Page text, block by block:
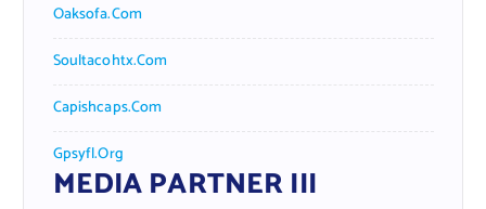
Oaksofa.com
Soultacohtx.com
Capishcaps.com
Gpsyfl.org
MEDIA PARTNER III